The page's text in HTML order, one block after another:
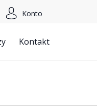
Kontakt
Konto